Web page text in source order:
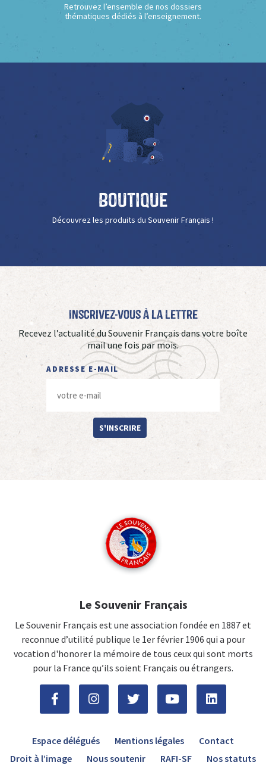
Retrouvez l’ensemble de nos dossiers
thématiques dédiés à l’enseignement.
Boutique
Découvrez les produits du Souvenir Français !
Inscrivez-vous à La Lettre
Recevez l’actualité du Souvenir Français dans votre boîte
mail une fois par mois.
ADRESSE E-MAIL
S'INSCRIRE
Le Souvenir Français
Le Souvenir Français est une association fondée en 1887 et
reconnue d’utilité publique le 1er février 1906 qui a pour
vocation d'honorer la mémoire de tous ceux qui sont morts
pour la France qu’ils soient Français ou étrangers.
Espace délégués Mentions légales
Contact
Droit à l’image
Nous soutenir RAFI-SF Nos statuts